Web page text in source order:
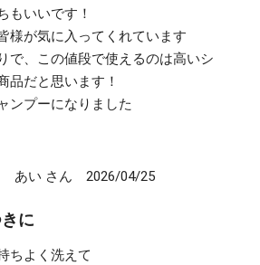
もいいです！
様が気に入ってくれています
で、この値段で使えるのは高いシ
品だと思います！
ンプーになりました
あい さん 2026/04/25
に
ちよく洗えて